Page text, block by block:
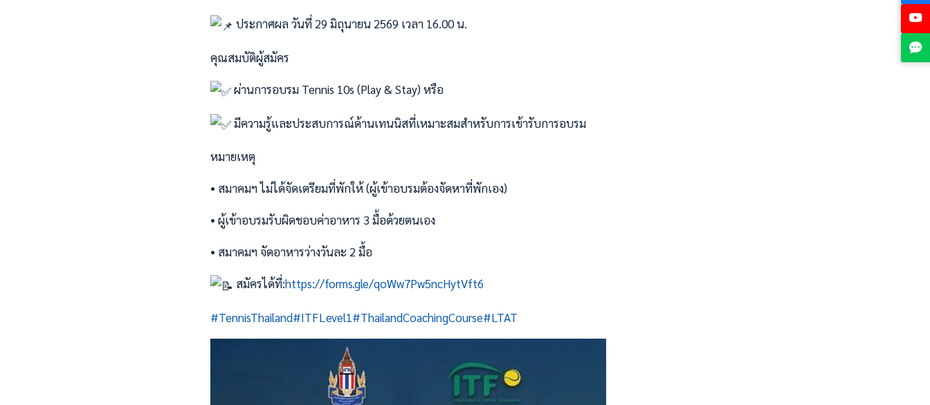
ประกาศผล วันที่ 29 มิถุนายน 2569 เวลา 16.00 น.
คุณสมบัติผู้สมัคร
ผ่านการอบรม Tennis 10s (Play & Stay) หรือ
มีความรู้และประสบการณ์ด้านเทนนิสที่เหมาะสมสำหรับการเข้ารับการอบรม
หมายเหตุ
• สมาคมฯ ไม่ได้จัดเตรียมที่พักให้ (ผู้เข้าอบรมต้องจัดหาที่พักเอง)
• ผู้เข้าอบรมรับผิดชอบค่าอาหาร 3 มื้อด้วยตนเอง
• สมาคมฯ จัดอาหารว่างวันละ 2 มื้อ
สมัครได้ที่:https://forms.gle/qoWw7Pw5ncHytVft6
#TennisThailand#ITFLevel1#ThailandCoachingCourse#LTAT